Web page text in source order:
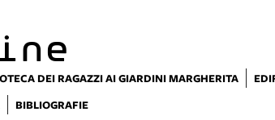
DEI RAGAZZI AI GIARDINI MARGHERITA
BIBLIOGRAFIE